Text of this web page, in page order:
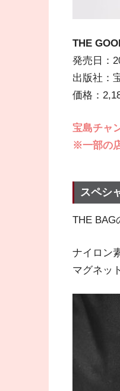
THE
発売日：
出版社：
価格：
宝島チャ
※一部の
スペシ
THE BAG
ナイロン
マグネッ